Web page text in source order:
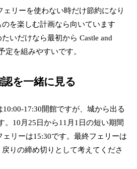
ェリーを使わない時だけ節約になり
を楽しむ計画なら向いています
いだけなら最初から Castle and
定を組みやすいです。
を一緒に見る
17:30開館ですが、城から出る
。10月25日から11月1日の短い期間
ェリーは15:30です。最終フェリーは
りの締め切りとして考えてくださ